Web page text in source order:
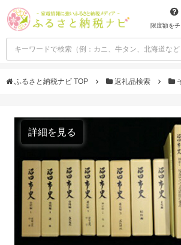
限度額を
ふるさと納税ナビ TOP 返礼品検索
詳細を見る